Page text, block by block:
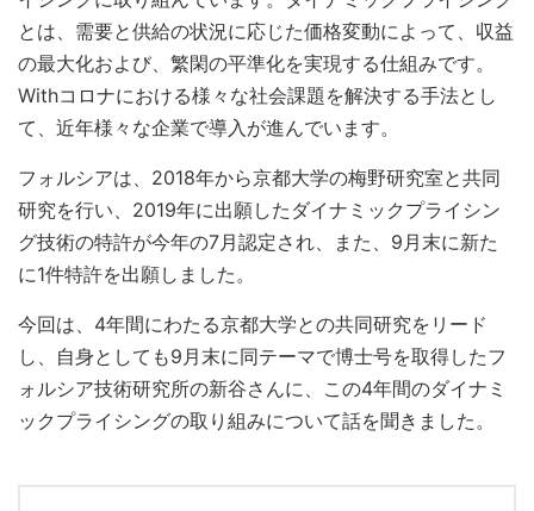
とは、需要と供給の状況に応じた価格変動によって、収益
の最大化および、繁閑の平準化を実現する仕組みです。
Withコロナにおける様々な社会課題を解決する手法とし
て、近年様々な企業で導入が進んでいます。
フォルシアは、2018年から京都大学の梅野研究室と共同
研究を行い、2019年に出願したダイナミックプライシン
グ技術の特許が今年の7月認定され、また、9月末に新た
に1件特許を出願しました。
今回は、4年間にわたる京都大学との共同研究をリード
し、自身としても9月末に同テーマで博士号を取得したフ
ォルシア技術研究所の新谷さんに、この4年間のダイナミ
ックプライシングの取り組みについて話を聞きました。